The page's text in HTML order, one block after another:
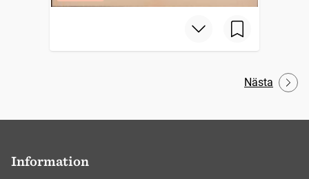
Nästa
Information